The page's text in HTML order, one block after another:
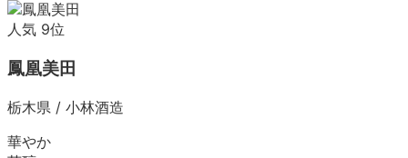
人気 9位
鳳凰美田
栃木県 / 小林酒造
華やか